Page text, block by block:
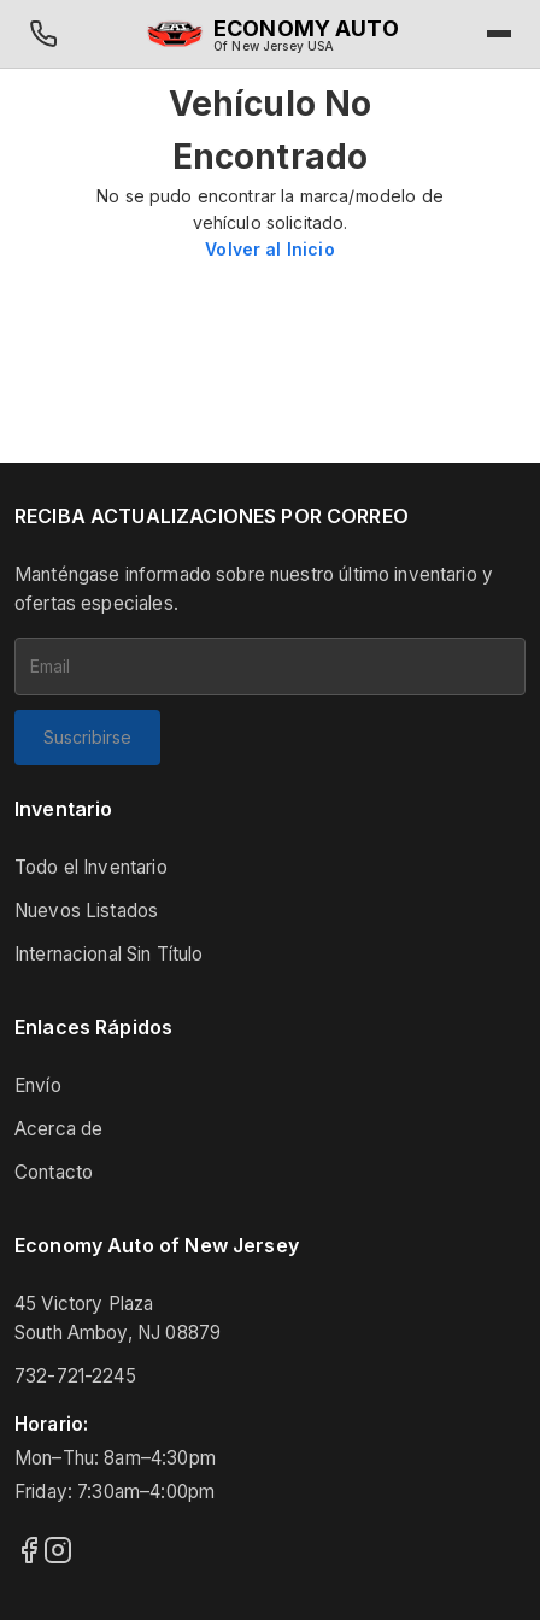
ECONOMY AUTO
Of New Jersey USA
Vehículo No
Encontrado
No se pudo encontrar la marca/modelo de
vehículo solicitado.
Volver al Inicio
RECIBA ACTUALIZACIONES POR CORREO
Manténgase informado sobre nuestro último inventario y
ofertas especiales.
Suscribirse
Inventario
Todo el Inventario
Nuevos Listados
Internacional Sin Título
Enlaces Rápidos
Envío
Acerca de
Contacto
Economy Auto of New Jersey
45 Victory Plaza
South Amboy, NJ 08879
732-721-2245
Horario:
Mon–Thu: 8am–4:30pm
Friday: 7:30am–4:00pm